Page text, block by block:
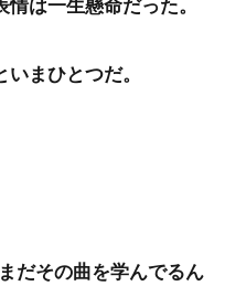
は一生懸命だった。
まひとつだ。
だその曲を学んでるん